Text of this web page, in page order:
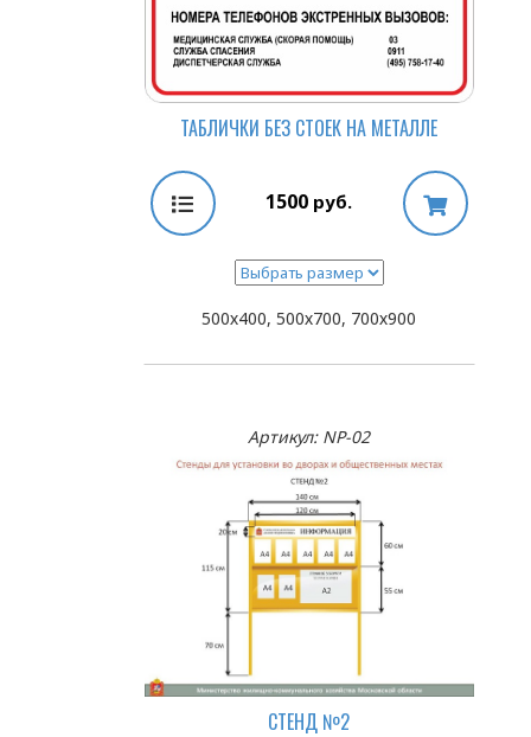
ТАБЛИЧКИ БЕЗ СТОЕК НА МЕТАЛЛЕ
1500 руб.
500х400, 500х700, 700х900
Артикул: NP-02
СТЕНД №2